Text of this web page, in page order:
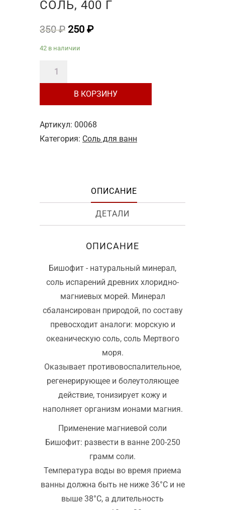
СОЛЬ, 400 Г
350₽ Первоначальная
250 ₽Текущая
42 в наличии
Количество
товара
Бишофит-
соль,
400
В КОРЗИНУ
Артикул: 00068
Категория: Соль для ванн
ОПИСАНИЕ
ДЕТАЛИ
ОПИСАНИЕ
Бишофит - натуральный минерал,
соль испарений древних хлоридно-
магниевых морей. Минерал
сбалансирован природой, по составу
превосходит аналоги: морскую и
океаническую соль, соль Мертвого
моря.
Оказывает противовоспалительное,
регенерирующее и болеутоляющее
действие, тонизирует кожу и
наполняет организм ионами магния.
Применение магниевой соли
Бишофит: развести в ванне 200-250
грамм соли.
Температура воды во время приема
ванны должна быть не ниже 36°C и не
выше 38°C, а длительность